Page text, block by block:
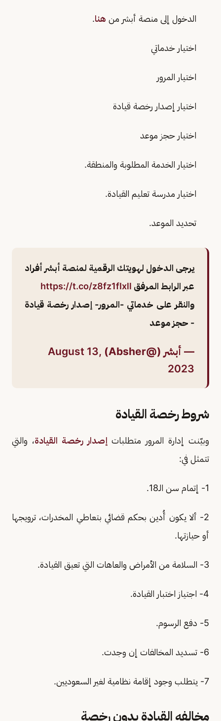
الدخول إلى منصة أبشر من هنا.
اختيار خدماتي
اختيار المرور
اختيار إصدار رخصة قيادة
اختيار حجز موعد
اختيار الخدمة المطلوبة والمنطقة.
اختيار مدرسة تعليم القيادة.
تحديد الموعد.
يرجى الدخول لهويتك الرقمية لمنصة أبشر أفراد
عبر الرابط المرفق https://t.co/z8fz1fIxll
والنقر على خدماتي -المرور- إصدار رخصة قيادة
- حجز موعد
— أبشر (@Absher)
August 13,
2023
شروط رخصة القيادة
وبيّنت إدارة المرور متطلبات إصدار رخصة القيادة، والتي
تتمثل في:
1- إتمام سن الـ18.
2- ألا يكون أُدين بحكم قضائي بتعاطي المخدرات، ترويجها
أو حيازتها.
3- السلامة من الأمراض والعاهات التي تعيق القيادة.
4- اجتياز اختبار القيادة.
5- دفع الرسوم.
6- تسديد المخالفات إن وجدت.
7- يتطلب وجود إقامة نظامية لغير السعوديين.
مخالفه القيادة بدون رخصة